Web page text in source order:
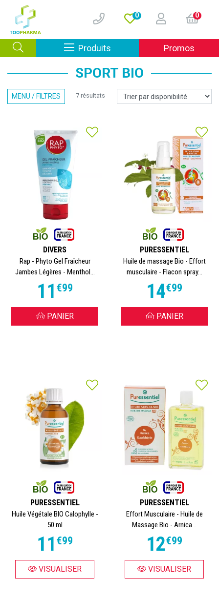
0 0
Produits Afficher la navigation
Promos
SPORT BIO
MENU / FILTRES 7 résultats
DIVERS
Rap - Phyto Gel Fraîcheur
Jambes Légères - Menthol...
11 €99
PANIER
PURESSENTIEL
Huile de massage Bio - Effort
musculaire - Flacon spray...
14€99
PANIER
PURESSENTIEL
Huile Végétale BIO Calophylle -
50 ml
11 €99
VISUALISER
PURESSENTIEL
Effort Musculaire - Huile de
Massage Bio - Arnica...
12€99
VISUALISER